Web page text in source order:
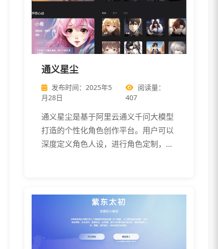
通义星尘
发布时间：2025年5
月28日
阅读量：
407
通义星尘是基于阿里云通义千问大模型
打造的个性化角色创作平台。用户可以
深度定义角色人设，进行角色定制，支